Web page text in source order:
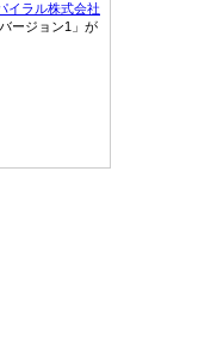
イラル株式会社
ージョン1」が